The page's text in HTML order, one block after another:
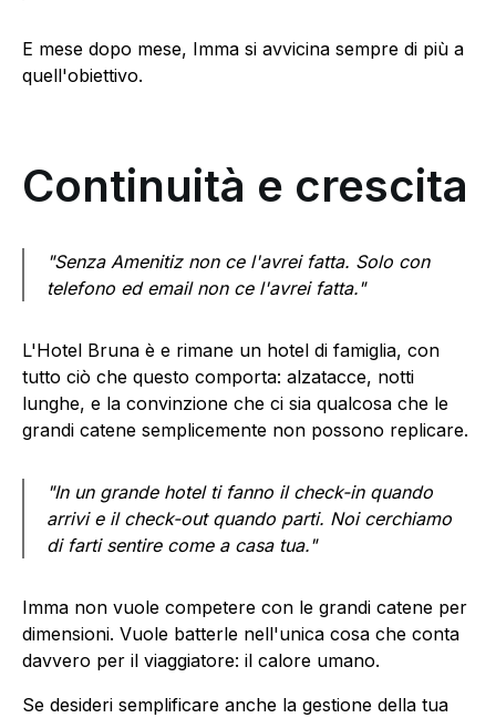
E mese dopo mese, Imma si avvicina sempre di più a
quell'obiettivo.
Continuità e crescita
"Senza Amenitiz non ce l'avrei fatta. Solo con
telefono ed email non ce l'avrei fatta."
L'Hotel Bruna è e rimane un hotel di famiglia, con
tutto ciò che questo comporta: alzatacce, notti
lunghe, e la convinzione che ci sia qualcosa che le
grandi catene semplicemente non possono replicare.
"In un grande hotel ti fanno il check-in quando
arrivi e il check-out quando parti. Noi cerchiamo
di farti sentire come a casa tua."
Imma non vuole competere con le grandi catene per
dimensioni. Vuole batterle nell'unica cosa che conta
davvero per il viaggiatore: il calore umano.
Se desideri semplificare anche la gestione della tua